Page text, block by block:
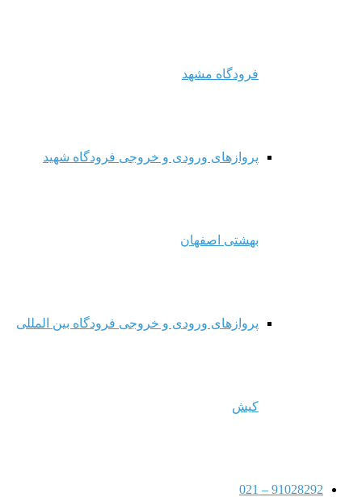
فرودگاه مشهد
پروازهای ورودی و خروجی فرودگاه شهید
بهشتی اصفهان
پروازهای ورودی و خروجی فرودگاه بین المللی
کیش
91028292 – 021